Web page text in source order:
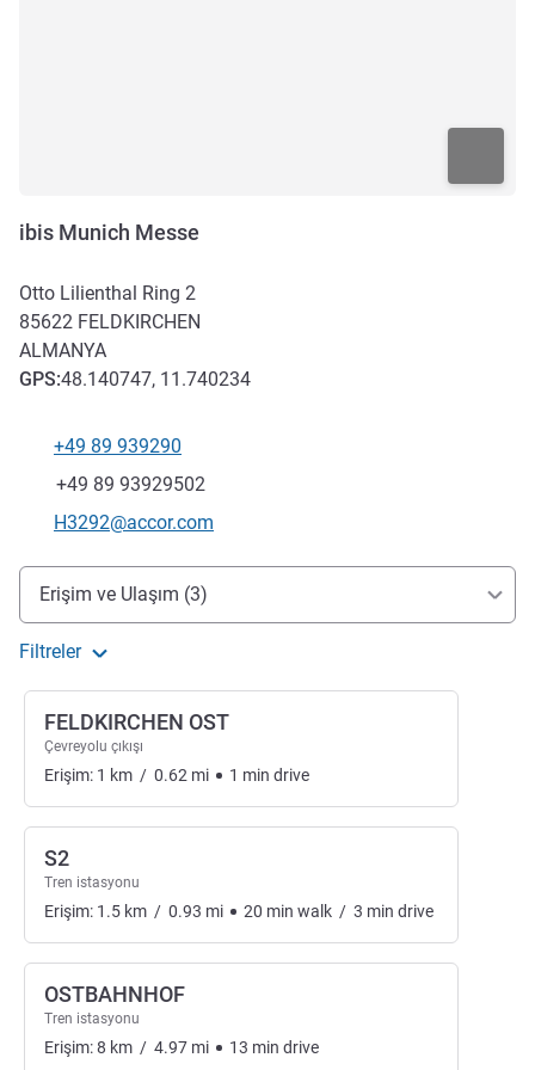
ibis Munich Messe
Otto Lilienthal Ring 2
85622 FELDKIRCHEN
ALMANYA
GPS:48.140747, 11.740234
Telefon
+49 89 939290
Faks
+49 89 93929502
İletişim için e-posta
H3292@accor.com
Erişim ve ulaşım
Erişim ve Ulaşım (3)
Filtreler
FELDKIRCHEN OST
Çevreyolu çıkışı
Erişim: 1 km / 0.62 mi 1 min drive
S2
Tren istasyonu
Erişim: 1.5 km / 0.93 mi 20 min walk / 3 min drive
OSTBAHNHOF
Tren istasyonu
Erişim:8 km / 4.97 mi 13 min drive